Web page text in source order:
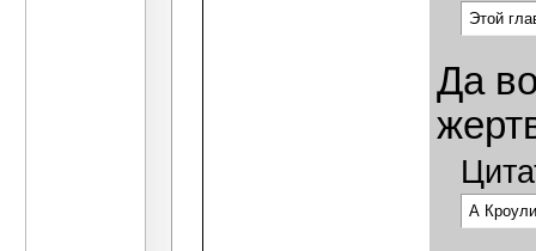
Этой
Да
А